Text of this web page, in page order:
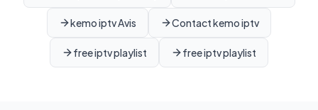
kemo iptv Avis Contact kemo iptv
free iptv playlist free iptv playlist